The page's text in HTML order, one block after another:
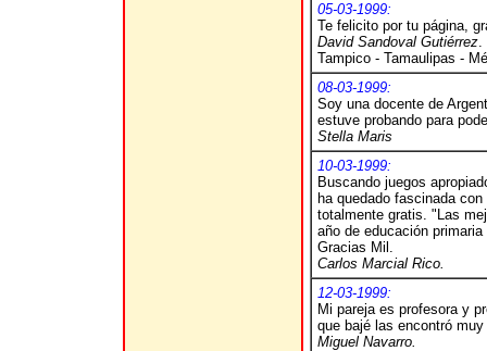
05-03-1999:
Te felicito por tu página,
David Sandoval Gutiérrez.
Tampico - Tamaulipas -
08-03-1999:
Soy una docente de
estuve probando para
Stella Maris
10-03-1999:
Buscando juegos
ha quedado fascinada
totalmente gratis. "Las
año de educación
Gracias Mil.
Carlos Marcial Rico.
12-03-1999:
Mi pareja es profesora y
que bajé las encontró
Miguel Navarro.